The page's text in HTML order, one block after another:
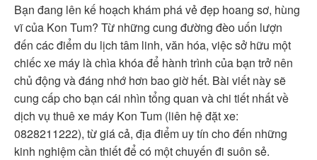
Bạn đang lên kế hoạch khám phá vẻ đẹp hoang sơ, hùng
vĩ của Kon Tum? Từ những cung đường đèo uốn lượn
đến các điểm du lịch tâm linh, văn hóa, việc sở hữu một
chiếc xe máy là chìa khóa để hành trình của bạn trở nên
chủ động và đáng nhớ hơn bao giờ hết. Bài viết này sẽ
cung cấp cho bạn cái nhìn tổng quan và chi tiết nhất về
dịch vụ thuê xe máy Kon Tum (liên hệ đặt xe:
0828211222), từ giá cả, địa điểm uy tín cho đến những
kinh nghiệm cần thiết để có một chuyến đi suôn sẻ.